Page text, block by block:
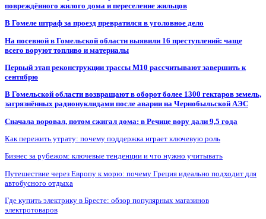
повреждённого жилого дома и переселение жильцов
В Гомеле штраф за проезд превратился в уголовное дело
На посевной в Гомельской области выявили 16 преступлений: чаще
всего воруют топливо и материалы
Первый этап реконструкции трассы М10 рассчитывают завершить к
сентябрю
В Гомельской области возвращают в оборот более 1300 гектаров земель,
загрязнённых радионуклидами после аварии на Чернобыльской АЭС
Сначала воровал, потом сжигал дома: в Речице вору дали 9,5 года
Как пережить утрату: почему поддержка играет ключевую роль
Бизнес за рубежом: ключевые тенденции и что нужно учитывать
Путешествие через Европу к морю: почему Греция идеально подходит для
автобусного отдыха
Где купить электрику в Бресте: обзор популярных магазинов
электротоваров